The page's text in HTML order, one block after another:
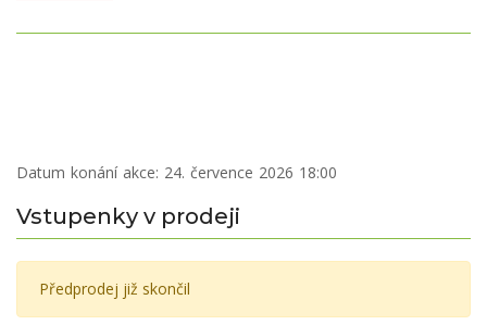
Datum konání akce: 24. července 2026 18:00
Vstupenky v prodeji
Předprodej již skončil